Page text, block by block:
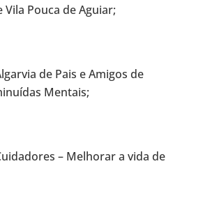
Pouca de Aguiar;
de Pais e Amigos de
Mentais;
– Melhorar a vida de